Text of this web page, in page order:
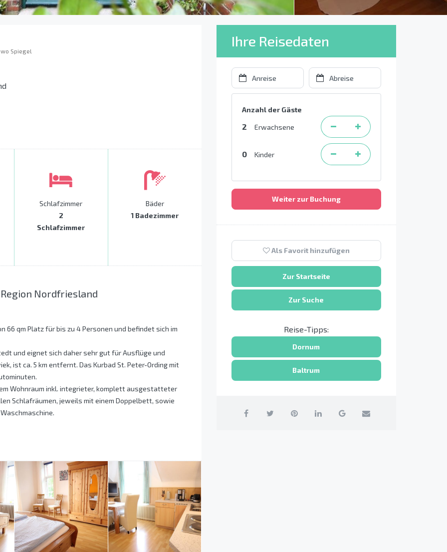
Spiegel
Schlafzimmer
2
Schlafzimmer
Bäder
1 Badezimmer
Nordfriesland
66 qm Platz für bis zu 4 Personen und befindet sich im
und eignet sich daher sehr gut für Ausflüge und
ist ca. 5 km entfernt. Das Kurbad St. Peter-Ording mit
Wohnraum inkl. integrieter, komplett ausgestatteter
Schlafräumen, jeweils mit einem Doppelbett, sowie
Ihre Reisedaten
Anzahl der Gäste
2 Erwachsene
0 Kinder
Weiter zur Buchung
Als Favorit hinzufügen
Zur Startseite
Zur Suche
Reise-Tipps:
Dornum
Baltrum